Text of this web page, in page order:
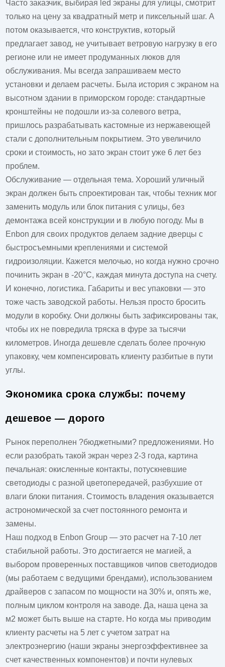
Часто заказчик, выбирая led экраны для улицы, смотрит
только на цену за квадратный метр и пиксельный шаг. А
потом оказывается, что конструктив, который
предлагает завод, не учитывает ветровую нагрузку в его
регионе или не имеет продуманных люков для
обслуживания. Мы всегда запрашиваем место
установки и делаем расчеты. Была история с экраном на
высотном здании в приморском городе: стандартные
кронштейны не подошли из-за солевого ветра,
пришлось разрабатывать кастомные из нержавеющей
стали с дополнительным покрытием. Это увеличило
сроки и стоимость, но зато экран стоит уже 6 лет без
проблем.
Обслуживание — отдельная тема. Хороший уличный
экран должен быть спроектирован так, чтобы техник мог
заменить модуль или блок питания с улицы, без
демонтажа всей конструкции и в любую погоду. Мы в
Enbon для своих продуктов делаем задние дверцы с
быстросъемными креплениями и системой
гидроизоляции. Кажется мелочью, но когда нужно срочно
починить экран в -20°C, каждая минута доступа на счету.
И конечно, логистика. Габариты и вес упаковки — это
тоже часть заводской работы. Нельзя просто бросить
модули в коробку. Они должны быть зафиксированы так,
чтобы их не повредила тряска в фуре за тысячи
километров. Иногда дешевле сделать более прочную
упаковку, чем компенсировать клиенту разбитые в пути
углы.
Экономика срока службы: почему
дешевое — дорого
Рынок переполнен ?бюджетными? предложениями. Но
если разобрать такой экран через 2-3 года, картина
печальная: окисленные контакты, потускневшие
светодиоды с разной цветопередачей, разбухшие от
влаги блоки питания. Стоимость владения оказывается
астрономической за счет постоянного ремонта и
замены.
Наш подход в Enbon Group — это расчет на 7-10 лет
стабильной работы. Это достигается не магией, а
выбором проверенных поставщиков чипов светодиодов
(мы работаем с ведущими брендами), использованием
драйверов с запасом по мощности на 30% и, опять же,
полным циклом контроля на заводе. Да, наша цена за
м2 может быть выше на старте. Но когда мы приводим
клиенту расчеты на 5 лет с учетом затрат на
электроэнергию (наши экраны энергоэффективнее за
счет качественных компонентов) и почти нулевых